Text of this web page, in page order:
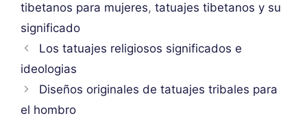
tibetanos para mujeres, tatuajes tibetanos y su
significado
Los tatuajes religiosos significados e
ideologias
Diseños originales de tatuajes tribales para
el hombro